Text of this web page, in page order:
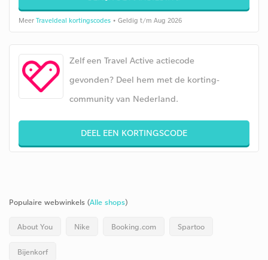
Meer Traveldeal kortingscodes • Geldig t/m Aug 2026
Zelf een Travel Active actiecode
gevonden? Deel hem met de korting-
community van Nederland.
DEEL EEN KORTINGSCODE
Populaire webwinkels (Alle shops)
About You Nike Booking.com Spartoo
Bijenkorf